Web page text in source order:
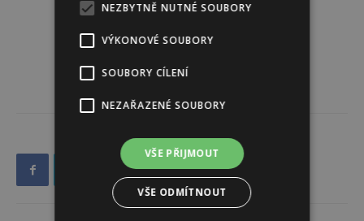
NEZBYTNĚ NUTNÉ SOUBORY
VÝKONOVÉ SOUBORY
SOUBORY CÍLENÍ
NEZAŘAZENÉ SOUBORY
VŠE PŘIJMOUT
VŠE ODMÍTNOUT